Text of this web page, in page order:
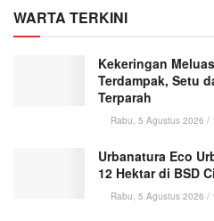
WARTA TERKINI
Kekeringan
Terdampak, Setu
Terparah
Rabu, 5 Agustus 2026 /
Urbanatura Eco
12 Hektar di BSD
Rabu, 5 Agustus 2026 /